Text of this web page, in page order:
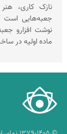
نازک کاری،
جعبه‌هایی است
نوشت افزارو
ماده‌ اولیه در